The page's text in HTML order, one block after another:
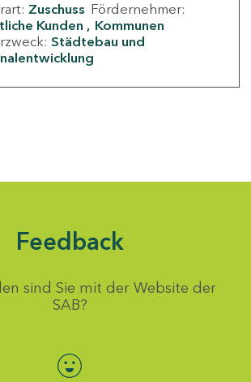
Zuschuss Fördernehmer:
Kunden
Kommunen
Städtebau und
Feedback
sind Sie mit der Website der
SAB?
Bewertung auswählen